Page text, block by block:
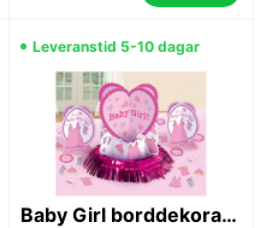
Leveranstid 5-10 dagar
Baby Girl borddekoration set